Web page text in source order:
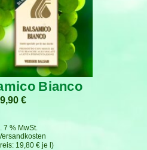
Bianco
9,90 €
19,80 €je l
7 % MwSt.